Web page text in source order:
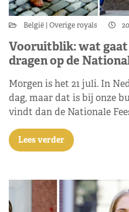
België Overige royals
Vooruitblik: wat
dragen op de
Morgen is het 21 juli. In
dag, maar dat is bij onze
vindt dan de Nationale
Lees verder